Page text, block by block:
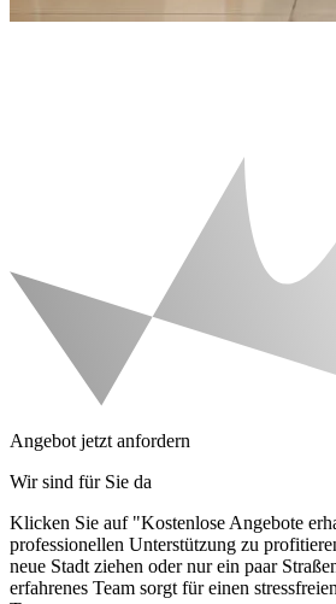
Angebot jetzt anfordern
Wir sind für Sie da
Klicken Sie auf "Kostenlose Angebote
professionellen Unterstützung zu
neue Stadt ziehen oder nur ein paar
erfahrenes Team sorgt für einen